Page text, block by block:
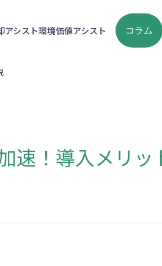
アシスト環境価値アシスト コラム
速！導入メリ